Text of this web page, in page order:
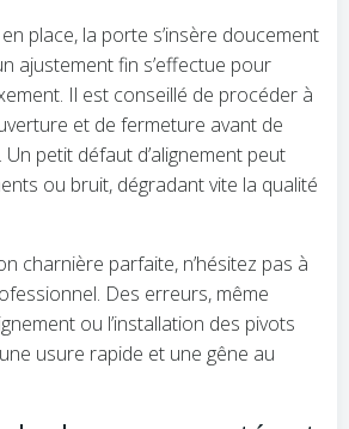
place, la porte s’insère doucement
ajustement fin s’effectue pour
Il est conseillé de procéder à
et de fermeture avant de
petit défaut d’alignement peut
ou bruit, dégradant vite la qualité
charnière parfaite, n’hésitez pas à
Des erreurs, même
ou l’installation des pivots
usure rapide et une gêne au